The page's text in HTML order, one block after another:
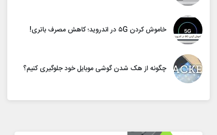
خاموش کردن ۵G در اندروید؛ کاهش مصرف باتری!
چگونه از هک شدن گوشی موبایل خود جلوگیری کنیم؟